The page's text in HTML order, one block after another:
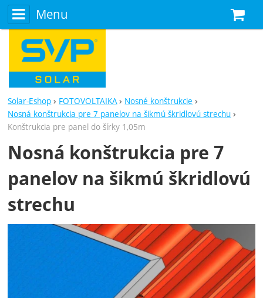
Menu
Solar-Eshop FOTOVOLTAIKA
Nosné konštrukcie
Nosná konštrukcia pre 7 panelov na šikmú škridlovú strechu
Konštrukcia pre panel do šírky 1,05m
Nosná konštrukcia pre 7
panelov na šikmú škridlovú
strechu
Fotografie